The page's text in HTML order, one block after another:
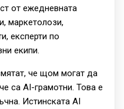
от ежедневната
маркетолози,
експерти по
екипи.
че щом могат да
са AI-грамотни. Това е
Истинската AI